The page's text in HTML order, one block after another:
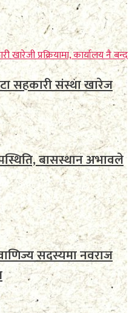
सहकारी संस्था खारेज
बासस्थान अभावले
सदस्यमा नवराज